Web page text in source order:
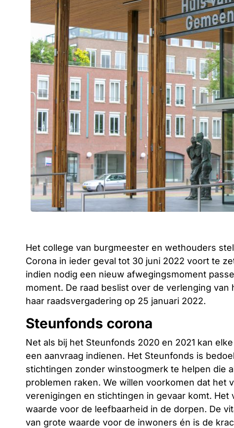
Het college van burgmeester en wethouders
Corona in ieder geval tot 30 juni 2022 voort te
indien nodig een nieuw afwegingsmoment
moment. De raad beslist over de verlenging
haar raadsvergadering op 25 januari 2022.
Steunfonds corona
Net als bij het Steunfonds 2020 en 2021 kan
een aanvraag indienen. Het Steunfonds is
stichtingen zonder winstoogmerk te helpen die
problemen raken. We willen voorkomen dat het
verenigingen en stichtingen in gevaar komt.
waarde voor de leefbaarheid in de dorpen. De
van grote waarde voor de inwoners én is de